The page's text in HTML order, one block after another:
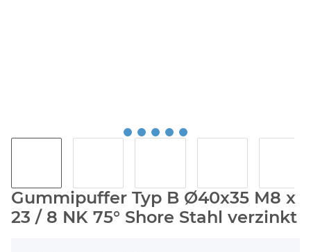
Gummipuffer Typ B Ø40x35 M8 x
23 / 8 NK 75° Shore Stahl verzinkt